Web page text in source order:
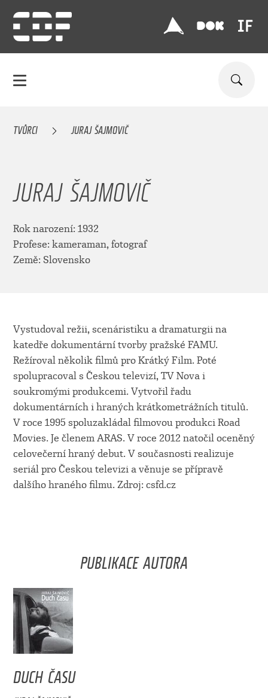
TVŮRCI JURAJ ŠAJMOVIČ
JURAJ ŠAJMOVIČ
Rok narození: 1932
Profese: kameraman, fotograf
Země: Slovensko
Vystudoval režii, scenáristiku a dramaturgii na
katedře dokumentární tvorby pražské FAMU.
Režíroval několik filmů pro Krátký Film. Poté
spolupracoval s Českou televizí, TV Nova i
soukromými produkcemi. Vytvořil řadu
dokumentárních i hraných krátkometrážních titulů.
V roce 1995 spoluzakládal filmovou produkci Road
Movies. Je členem ARAS. V roce 2012 natočil oceněný
celovečerní hraný debut. V současnosti realizuje
seriál pro Českou televizi a věnuje se přípravě
dalšího hraného filmu. Zdroj: csfd.cz
PUBLIKACE AUTORA
DUCH ČASU